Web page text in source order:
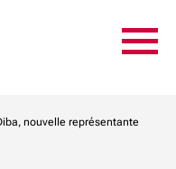
nouvelle représentante